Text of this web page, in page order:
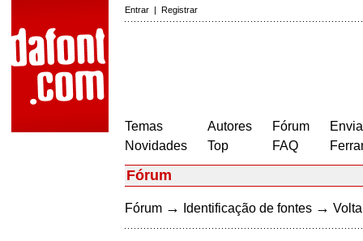
Entrar | Registrar
Temas
Novidades
Autores
Top
Fórum
FAQ
Fórum
Fórum → Identificação de fontes →